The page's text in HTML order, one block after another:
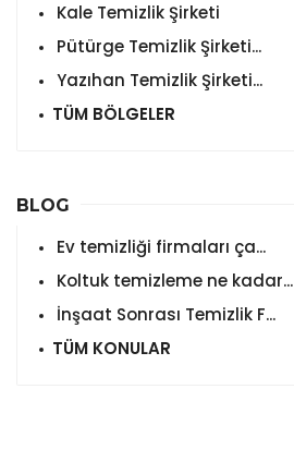
Kale Temizlik Şirketi
Pütürge Temizlik Şirketi...
Yazıhan Temizlik Şirketi...
TÜM BÖLGELER
BLOG
Ev temizliği firmaları ça...
Koltuk temizleme ne kadar...
İnşaat Sonrası Temizlik F...
TÜM KONULAR